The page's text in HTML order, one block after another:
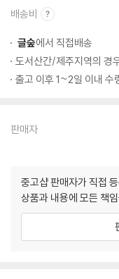
배송비
글숲에서 직접배송
도서산간/제주지역의 경
출고 이후 1~2일 이내 수
판매자
중고샵 판매자가 직접
상품과 내용에 모든 책